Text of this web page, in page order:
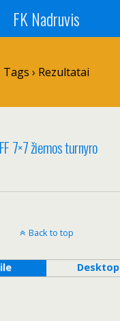
FK Nadruvis
Tags › Rezultatai
7×7 žiemos turnyro
Back to top
Desktop